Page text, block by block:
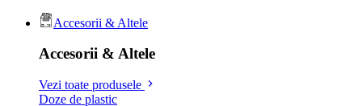
Accesorii & Altele
Accesorii & Altele
Vezi toate produsele
Doze de plastic